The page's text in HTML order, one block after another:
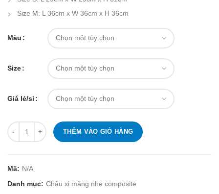
Size M: L 36cm x W 36cm x H 36cm
Màu
Size
Giá lẻ/sỉ
Số lượng
THÊM VÀO GIỎ HÀNG
Mã: N/A
Danh mục: Chậu xi măng nhẹ composite